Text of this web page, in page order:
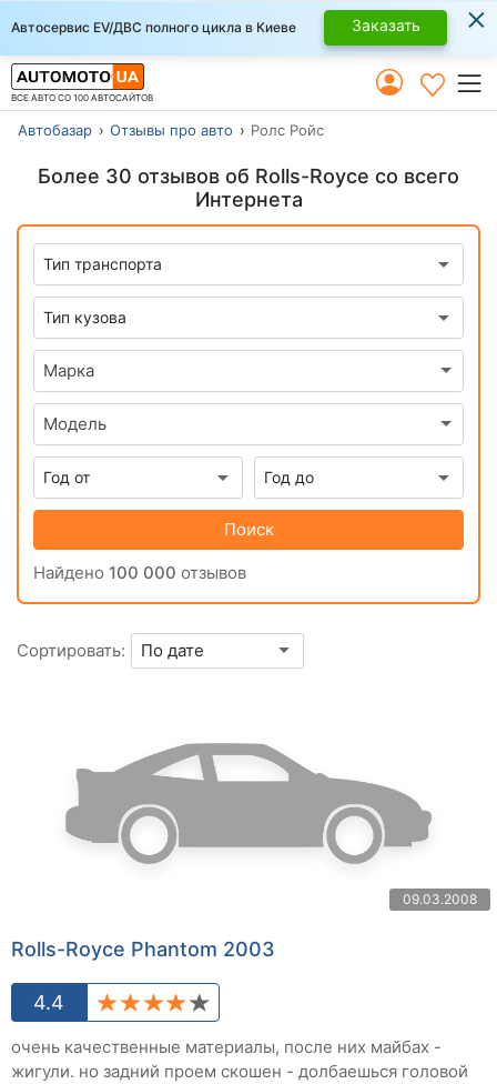
Автосервис EV/ДВС полного цикла в Киеве Заказать ×
ВСЕ АВТО СО 100 АВТОСАЙТОВ
Автобазар Отзывы про авто Ролс Ройс
Более 30 отзывов об Rolls-Royce со всего
Интернета
Марка
Модель
Поиск
Найдено 100 000 отзывов
Сортировать:
09.03.2008
Rolls-Royce Phantom 2003
4.4
очень качественные материалы, после них майбах -
жигули. но задний проем скошен - долбаешься головой